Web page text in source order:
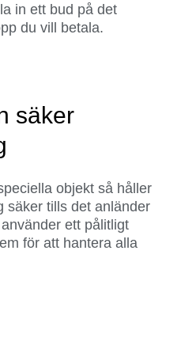
in ett bud på det
du vill betala.
säker
objekt så håller
säker tills det anländer
ett pålitligt
för att hantera alla